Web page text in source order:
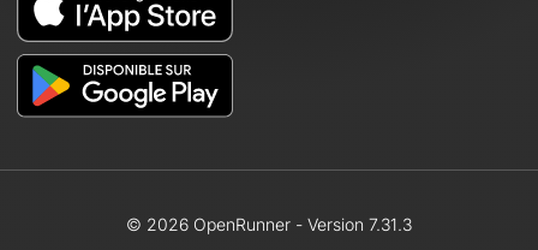
© 2026 OpenRunner - Version 7.31.3